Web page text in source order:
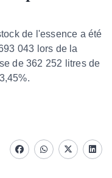
de l'essence a été
043 lors de la
de 362 252 litres de
FacebookwhatsappTwitter